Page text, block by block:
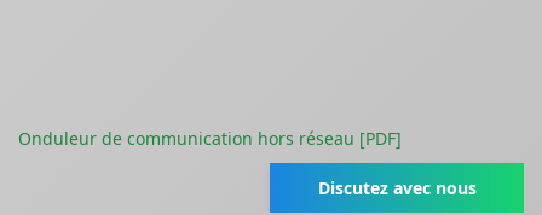
Onduleur de communication hors réseau [PDF]
Discutez avec nous